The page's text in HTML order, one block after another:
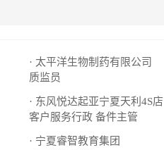
· 太平洋生物制药有限公司
质监员
· 东风悦达起亚宁夏天利4S店
客户服务行政 备件主管
· 宁夏睿智教育集团